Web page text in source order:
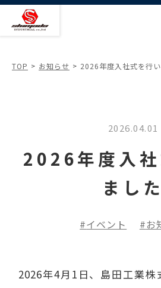
TOP お知らせ 2026年度入社式を行
2026.04.01
2026年度入社
ました
イベント お
2026年4月1日、 島田工業株